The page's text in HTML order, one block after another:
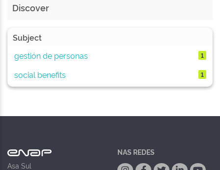
Discover
Subject
gestión de personas
1
social benefits 1
Asa Sul
NAS REDES